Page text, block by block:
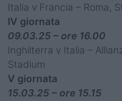
Italia v Francia – Roma,
IV giornata
09.03.25 – ore 16.00
Inghilterra v Italia –
Stadium
V giornata
15.03.25 – ore 15.15